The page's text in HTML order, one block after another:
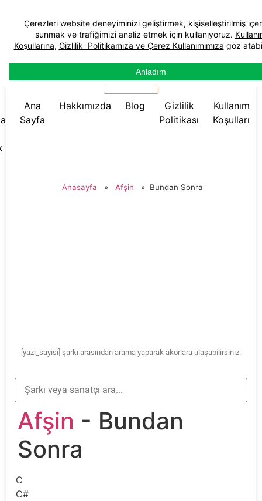
☰ Menü
Ana
Sayfa
Hakkımızda Blog
Gizlilik
Politikası
Kullanım
Koşulları
Anasayfa » Afşin » Bundan Sonra
[yazi_sayisi] şarkı arasından arama yaparak akorlara ulaşabilirsiniz.
Afşin - Bundan
Sonra
C
C#